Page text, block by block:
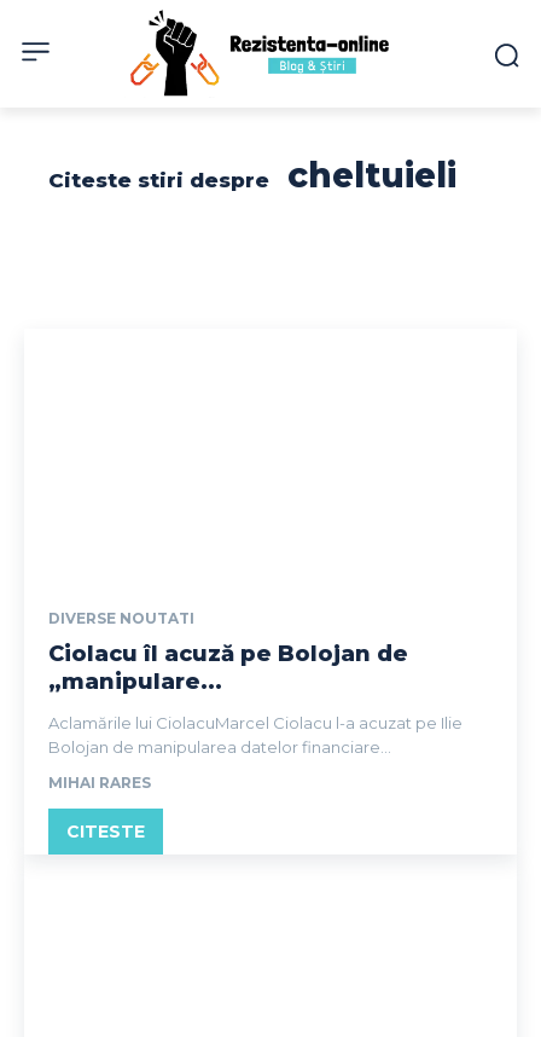
Citeste stiri despre cheltuieli
DIVERSE NOUTATI
Ciolacu îl acuză pe Bolojan de
„manipulare...
Aclamările lui CiolacuMarcel Ciolacu l-a acuzat pe Ilie
Bolojan de manipularea datelor financiare...
MIHAI RARES
CITESTE